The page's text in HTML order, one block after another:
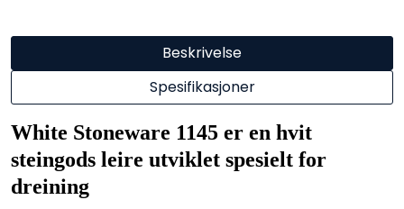
Beskrivelse
Spesifikasjoner
White Stoneware 1145 er en hvit
steingods leire utviklet spesielt for
dreining